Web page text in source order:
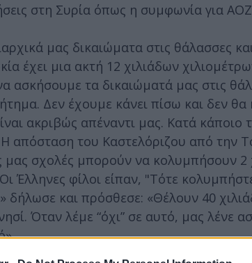
στη Συρία όπως η συμφωνία για
μας δικαιώματα στις θάλασσες
έχει μια ακτή 12 χιλιάδων
ασκήσουμε τα δικαιώματά μας στις
Δεν έχουμε κάνει πίσω και δεν
ακριβώς απέναντι μας. Κατά
απόσταση του Καστελόριζου από την
μας σχολές μπορούν να κολυμπήσουν 2
Έλληνες φίλοι είπαν, "Τότε
και πρόσθεσε: «Θέλουν 40
Όταν λέμε “όχι” σε αυτό, μας λένε